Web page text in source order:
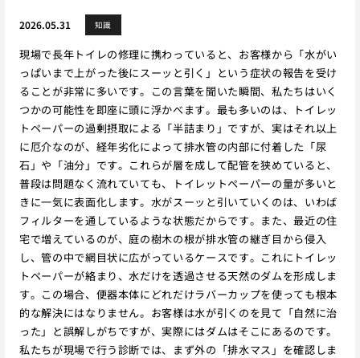
2026.05.31 知識
現場で長年トイレの修理に携わっていると、お客様から「水がい
っぱいまで上がった後にスーッと引く」という症状の報告を受け
ることが非常に多いです。この言葉を聞いた瞬間、私たちはいく
つかの可能性を即座に頭に浮かべます。最も多いのは、トイレッ
トペーパーの過剰摂取による「半詰まり」ですが、実はそれ以上
に厄介なのが、経年劣化によって排水管の内部に付着した「尿
石」や「油分」です。これらが層を成して配管を狭めていると、
普段は問題なく流れていても、トイレットペーパーの量が多いと
きに一気に表面化します。水がスーッと引いていくのは、いわば
フィルターを通しているような状態だからです。また、最近の住
宅で増えているのが、庭の樹木の根が排水管の継ぎ目から侵入
し、管の中で網目状に広がっているケースです。これにトイレッ
トペーパーが絡まり、水だけを透過させる天然のダムを形成しま
す。この場合、便器本体にどれだけラバーカップを使っても根本
的な解決にはなりません。お客様は水が引くのを見て「自然に治
った」と誤解しがちですが、実際にはダムはそこにあるのです。
私たちが現場で行う診断では、まず外の「排水マス」を確認しま